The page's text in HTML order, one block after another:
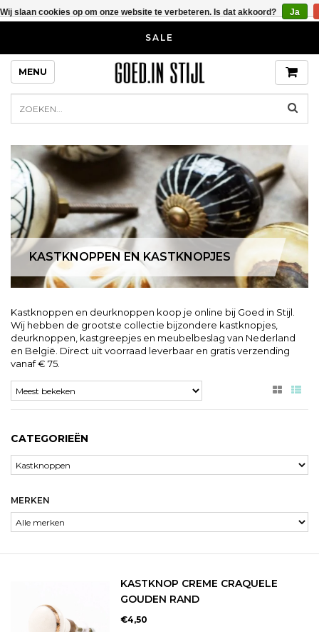
SALE
MENU
KASTKNOPPEN EN KASTKNOPJES
Kastknoppen en deurknoppen koop je online bij Goed in Stijl.
Wij hebben de grootste collectie bijzondere kastknopjes,
deurknoppen, kastgreepjes en meubelbeslag van Nederland
en België. Direct uit voorraad leverbaar en gratis verzending
vanaf € 75.
CATEGORIEËN
MERKEN
KASTKNOP CREME CRAQUELE
GOUDEN RAND
€4,50
Wij slaan cookies op om onze website te verbeteren. Is dat akkoord? Ja